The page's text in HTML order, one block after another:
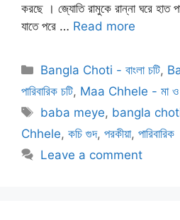
করছে । জ্যোতি রামুকে রান্না ঘরে হাত
যাতে পরে … Read more
Categories
Bangla Choti - বাংলা চটি,
পারিবারিক চটি, Maa Chhele - মা ও
Tags
baba meye, bangla
Chhele, কচি গুদ, পরকীয়া, পারিবারিক
Leave a comment